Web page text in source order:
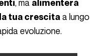
, ma alimenterà
tua crescita a lungo
evoluzione.